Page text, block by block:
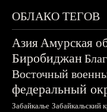
ОБЛАКО ТЕГОВ
АзияАмурская
Биробиджан
Восточный
федеральный
Забайкалье Забайкальский